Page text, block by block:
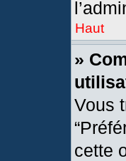
Haut
»
Vous
cette